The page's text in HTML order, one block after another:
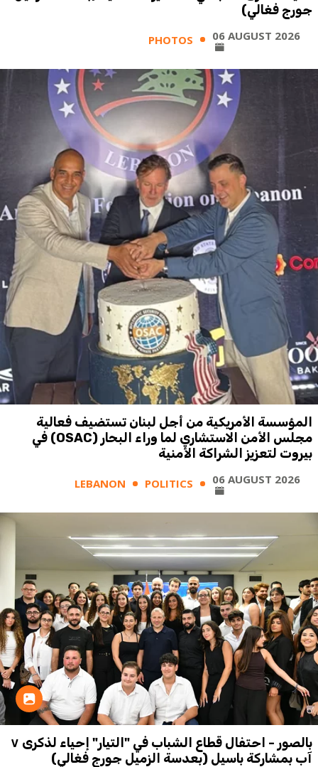
جورج فغالي)
PHOTOS 06 AUGUST 2026
المؤسسة الأمريكية من أجل لبنان تستضيف فعالية
مجلس الأمن الاستشاري لما وراء البحار (OSAC) في
بيروت لتعزيز الشراكة الأمنية
LEBANON POLITICS 06 AUGUST 2026
بالصور - احتفال قطاع الشباب في "التيار" إحياء لذكرى ٧
آب بمشاركة باسيل (بعدسة الزميل جورج فغالي)